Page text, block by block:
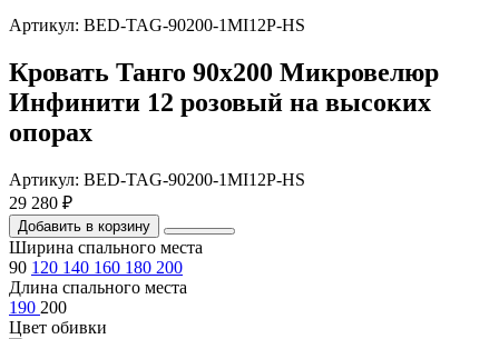
Артикул: BED-TAG-90200-1MI12P-HS
Кровать Танго 90х200 Микровелюр
Инфинити 12 розовый на высоких
опорах
Артикул: BED-TAG-90200-1MI12P-HS
29 280 ₽
Добавить в корзину
Ширина спального места
90 120 140 160 180 200
Длина спального места
190 200
Цвет обивки